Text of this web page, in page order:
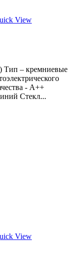
View
Тип – кремниевые
- А++
Стекл...
View